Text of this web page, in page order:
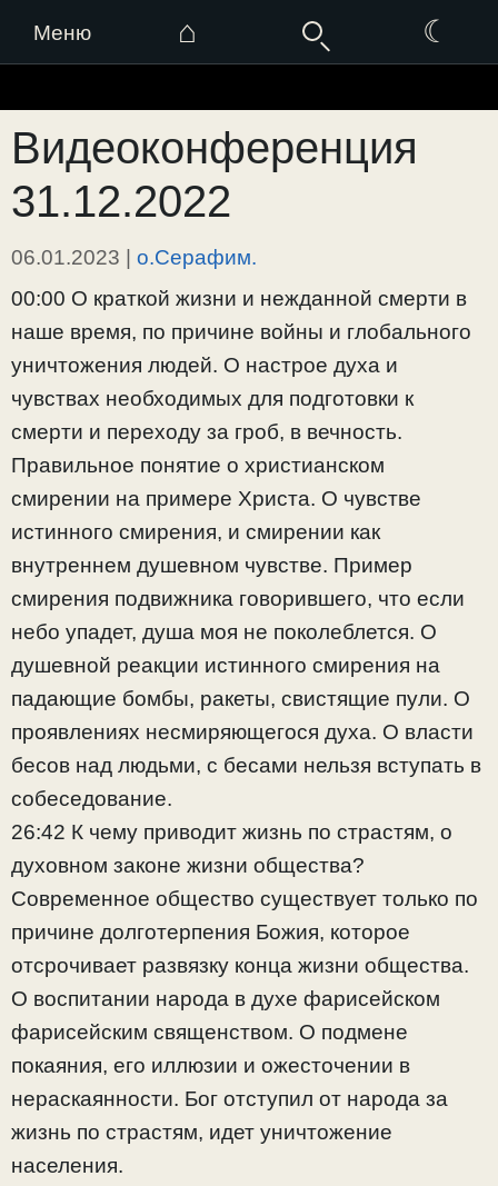
Меню ⌂ ☾
к
содержимому
Видеоконференция
31.12.2022
06.01.2023 | о.Серафим.
00:00 О краткой жизни и нежданной смерти в
наше время, по причине войны и глобального
уничтожения людей. О настрое духа и
чувствах необходимых для подготовки к
смерти и переходу за гроб, в вечность.
Правильное понятие о христианском
смирении на примере Христа. О чувстве
истинного смирения, и смирении как
внутреннем душевном чувстве. Пример
смирения подвижника говорившего, что если
небо упадет, душа моя не поколеблется. О
душевной реакции истинного смирения на
падающие бомбы, ракеты, свистящие пули. О
проявлениях несмиряющегося духа. О власти
бесов над людьми, с бесами нельзя вступать в
собеседование.
26:42 К чему приводит жизнь по страстям, о
духовном законе жизни общества?
Современное общество существует только по
причине долготерпения Божия, которое
отсрочивает развязку конца жизни общества.
О воспитании народа в духе фарисейском
фарисейским священством. О подмене
покаяния, его иллюзии и ожесточении в
нераскаянности. Бог отступил от народа за
жизнь по страстям, идет уничтожение
населения.